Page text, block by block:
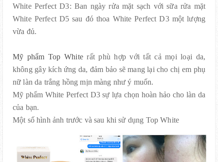
White Perfect D3: Ban ngày rửa mặt sạch với sữa rửa mặt
White Perfect D5 sau đó thoa White Perfect D3 một lượng
vừa đủ.
Mỹ phẩm Top Whiterất phù hợp với tất cả mọi loại da,
không gây kích ứng da, đảm bảo sẽ mang lại cho chị em phụ
nữ làn da trắng hồng mịn màng như ý muốn.
Mỹ phẩm White Perfect D3 sự lựa chọn hoàn hảo cho làn da
của bạn.
Một số hình ảnh trước và sau khi sử dụng Top White